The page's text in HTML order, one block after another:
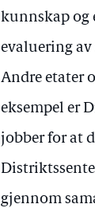
kunnskap og
evaluering
Andre etater
eksempel er
jobber for at
gjennom